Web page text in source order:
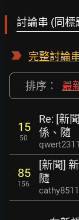
討論串 (同標
完整討論
排序： 最
15
50
Re: [新
係、隨
85
156
[新聞]
隨